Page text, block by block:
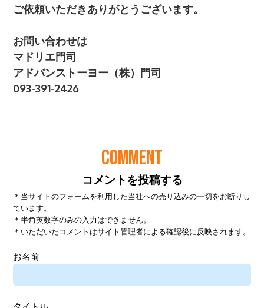
COMMENT
コメントを投稿する
＊当サイトのフォームを利用した当社への売り込みの一切をお断りし
ています。
＊半角英数字のみの入力はできません。
＊いただいたコメントはサイト管理者による確認後に反映されます。
お名前